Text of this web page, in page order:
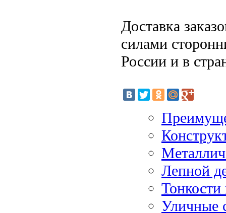
Доставка
силами
России и в
Лепной
Тонкости
Уличные